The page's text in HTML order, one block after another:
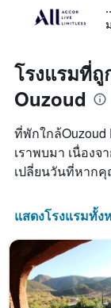
โรงแรมที่
Ouzoud
ที่พักใกล้
เราพบมา เนื่อง
เปลี่ยนวันที่หาก
แสดงโรงแรมทั้ง